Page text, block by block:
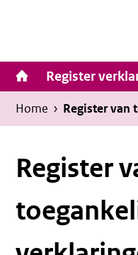
inhoud
Register
Kruimelpad
U
bevindt
hier:
Home › Register van
Register